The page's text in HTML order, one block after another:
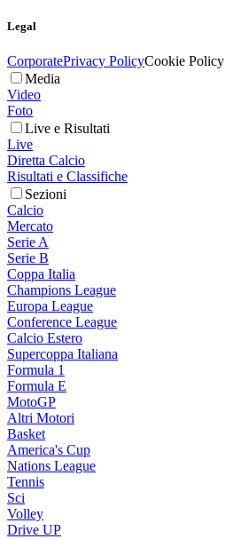
Legal
CorporatePrivacy PolicyCookie Policy
Media
Video
Foto
Live e Risultati
Live
Diretta Calcio
Risultati e Classifiche
Sezioni
Calcio
Mercato
Serie A
Serie B
Coppa Italia
Champions League
Europa League
Conference League
Calcio Estero
Supercoppa Italiana
Formula 1
Formula E
MotoGP
Altri Motori
Basket
America's Cup
Nations League
Tennis
Sci
Volley
Drive UP